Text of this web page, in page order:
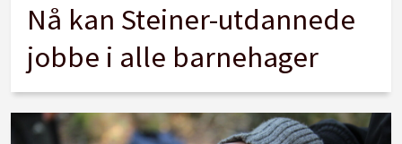
Nå kan Steiner-utdannede
jobbe i alle barnehager